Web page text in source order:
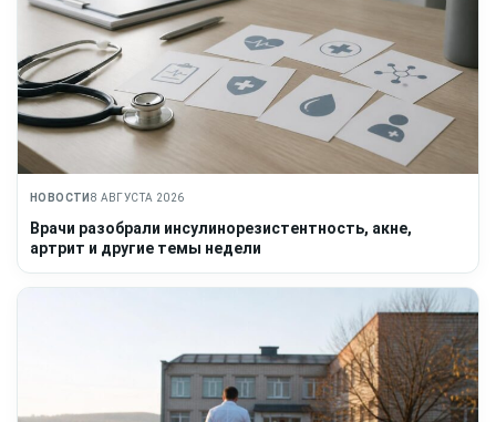
НОВОСТИ 8 АВГУСТА 2026
Врачи разобрали инсулинорезистентность, акне,
артрит и другие темы недели